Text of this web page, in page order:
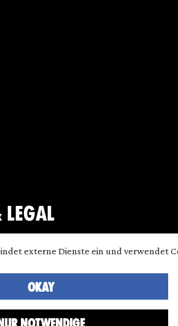
externe Dienste ein und verwendet
OKAY